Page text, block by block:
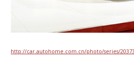
http://car.autohome.com.cn/photo/series/